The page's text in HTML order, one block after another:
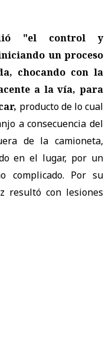
"el control y
un proceso
chocando con la
a la vía, para
producto de lo cual
a consecuencia del
de la camioneta,
en el lugar, por un
complicado. Por su
resultó con lesiones